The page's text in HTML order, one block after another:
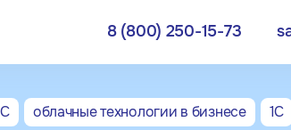
8 (800) 250-15-73
облачные технологии в бизнесе 1С